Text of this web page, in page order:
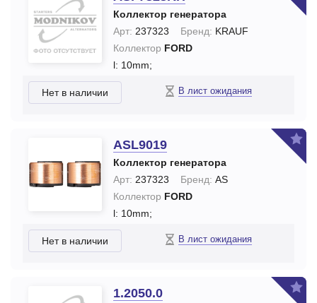
Коллектор генератора
Арт: 237323 Бренд: KRAUF
Коллектор FORD
l: 10mm;
Нет в наличии В лист ожидания
ASL9019
Коллектор генератора
Арт: 237323 Бренд: AS
Коллектор FORD
l: 10mm;
Нет в наличии В лист ожидания
1.2050.0